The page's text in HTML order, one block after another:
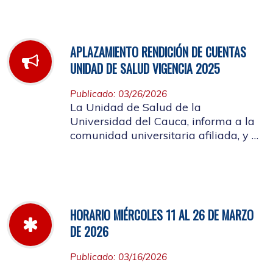
APLAZAMIENTO RENDICIÓN DE CUENTAS
UNIDAD DE SALUD VIGENCIA 2025
Publicado: 03/26/2026
La Unidad de Salud de la
Universidad del Cauca, informa a la
comunidad universitaria afiliada, y a
HORARIO MIÉRCOLES 11 AL 26 DE MARZO
DE 2026
Publicado: 03/16/2026